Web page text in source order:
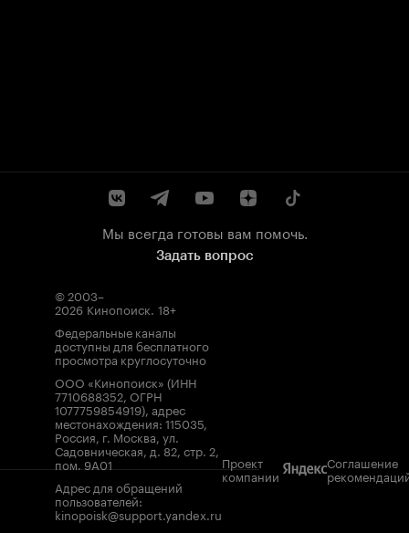
Мы всегда готовы вам помочь.
Задать вопрос
© 2003–
2026 Кинопоиск. 18+
Федеральные каналы
доступны для бесплатного
просмотра круглосуточно
ООО «Кинопоиск» (ИНН
7710688352, ОГРН
1077759854919), адрес
местонахождения: 115035,
Россия, г. Москва, ул.
Садовническая, д. 82, стр. 2,
пом. 9А01
Адрес для обращений
пользователей:
kinopoisk@support.yandex.ru
Проект
компании
Соглашение